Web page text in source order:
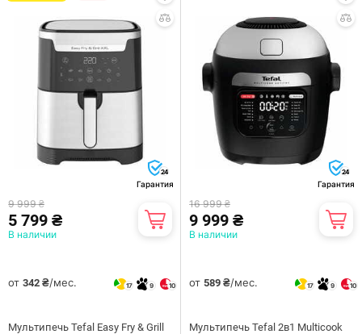
24
Гарантия
9 999 ₴
5 799 ₴
В наличии
от 342 ₴/мес. 17 9 10
Мультипечь Tefal Easy Fry & Grill
24
Гарантия
16 999 ₴
9 999 ₴
В наличии
от 589 ₴/мес. 17 9 10
Мультипечь Tefal 2в1 Multicook